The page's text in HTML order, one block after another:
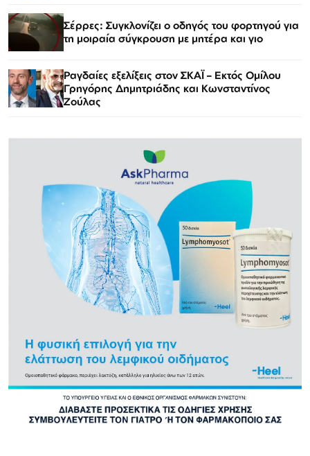
Σέρρες: Συγκλονίζει ο οδηγός του φορτηγού για
τη μοιραία σύγκρουση με μητέρα και γιο
Ραγδαίες εξελίξεις στον ΣΚΑΪ – Εκτός Ομίλου
Γρηγόρης Δημητριάδης και Κωνσταντίνος
Ζούλας